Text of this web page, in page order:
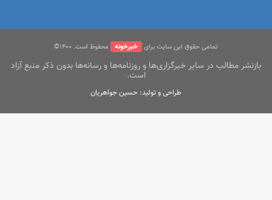
تمامی حقوق این سایت برای خبرخونه محفوظ است. ۱400©
بازنشر مطالب در سایر خبرگزاری‌ها و روزنامه‌ها و رسانه‌ها بدون ذکر منبع آزاد
است.
طراحی و تولید: حسین جواهریان